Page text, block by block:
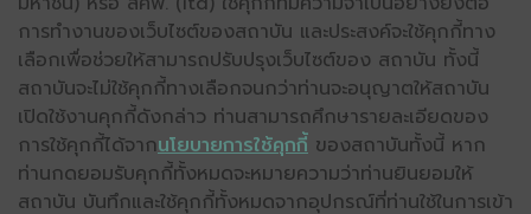
การทำงานของเว็บไซต์ของสถาบัน และประสงค์จะใช้คุกกี้ทาง
เลือกเพื่อช่วยให้สามารถปรับปรุงเว็บไซต์ของ สถาบัน ทั้งนี้
สถาบันจะไม่ใช้คุกกี้ทางเลือกจนกว่าท่านจะอนุญาตให้สถาบัน
เปิดใช้งานคุกกี้ดังกล่าว ท่านสามารถศึกษารายละเอียดของ
การใช้คุกกี้ได้จากนโยบายการใช้คุกกี้ ของสถาบันทั้งนี้ หาก
ท่านกดยอมรับคุกกี้ทั้งหมดจะหมายความว่าท่านยินยอมให้
สถาบัน บันทึกและใช้คุกกี้ทั้งหมดจากอุปกรณ์ที่ท่านใช้ในการเข้า